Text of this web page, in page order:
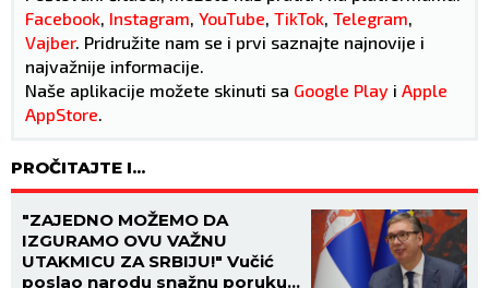
Facebook Instagram YouTube TikTok Telegram
Vajber. Pridružite nam se i prvi saznajte najnovije i
najvažnije informacije.
Naše aplikacije možete skinuti sa Google Play i Apple
AppStore
PROČITAJTE I...
"ZAJEDNO MOŽEMO DA
IZGURAMO OVU VAŽNU
UTAKMICU ZA SRBIJU!" Vučić
poslao narodu snažnu poruku: